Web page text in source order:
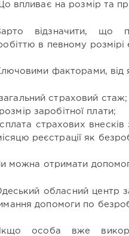
впливає на розмір та
відзначити, що
в певному розмірі
факторами, від
страховий стаж;
розмір заробітної плати;
сплата страхових внесків
реєстрації як
можна отримати
обласний центр
допомоги по
особа вже